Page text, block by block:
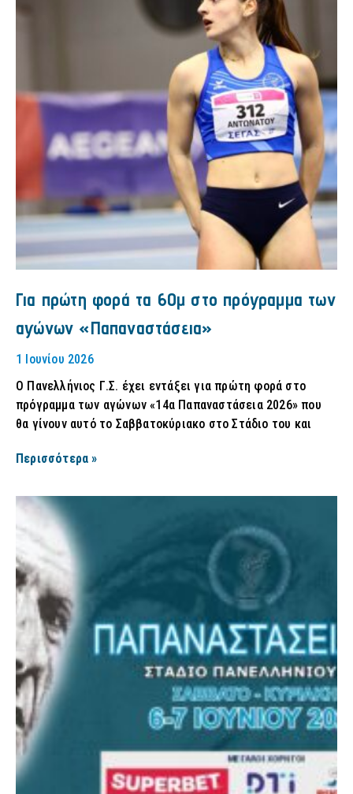
Για πρώτη φορά τα 60μ στο πρόγραμμα των
αγώνων «Παπαναστάσεια»
1 Ιουνίου 2026
Ο Πανελλήνιος Γ.Σ. έχει εντάξει για πρώτη φορά στο
πρόγραμμα των αγώνων «14α Παπαναστάσεια 2026» που
θα γίνουν αυτό το Σαββατοκύριακο στο Στάδιο του και
Περισσότερα »